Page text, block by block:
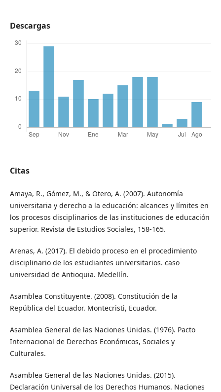
Descargas
Citas
Amaya, R., Gómez, M., & Otero, A. (2007). Autonomía
universitaria y derecho a la educación: alcances y límites en
los procesos disciplinarios de las instituciones de educación
superior. Revista de Estudios Sociales, 158-165.
Arenas, A. (2017). El debido proceso en el procedimiento
disciplinario de los estudiantes universitarios. caso
universidad de Antioquia. Medellín.
Asamblea Constituyente. (2008). Constitución de la
República del Ecuador. Montecristi, Ecuador.
Asamblea General de las Naciones Unidas. (1976). Pacto
Internacional de Derechos Económicos, Sociales y
Culturales.
Asamblea General de las Naciones Unidas. (2015).
Declaración Universal de los Derechos Humanos. Naciones